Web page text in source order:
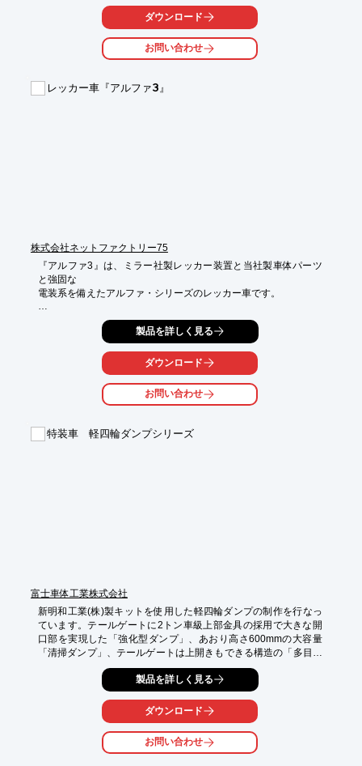
精度の高い納期管理を経て製品をスムーズにお届け致します。
■提案型営業による製品実現
※詳細については、お気軽にお問合せください。
ダウンロード
お問い合わせ
レッカー車『アルファ3』
株式会社ネットファクトリー75
『アルファ3』は、ミラー社製レッカー装置と当社製車体パーツ
と強固な
電装系を備えたアルファ・シリーズのレッカー車です。
LED補助灯火付き、ステンレスパイロン鳥居で、回転灯搭載が可
また中古車への架装も対応します。
■ロング車装置　軽から4トラック対応F6500
■セミロング車装置　乗用車クラスが得意なF-1
■ラムゼ3.6t油圧ウィンチ
■ノイズレスLED作業灯　など
製品を詳しく見る
ダウンロード
お問い合わせ
特装車 軽四輪ダンプシリーズ
富士車体工業株式会社
新明和工業(株)製キットを使用した軽四輪ダンプの制作を行なっ
ています。テールゲートに2トン車級上部金具の採用で大きな開
口部を実現した「強化型ダンプ」、あおり高さ600mmの大容量
「清掃ダンプ」、テールゲートは上開きもできる構造の「多目的
ダンプ」、テールゲートに大型上部金具の採用で大きな開口部を
実現した「土砂専用ダンプ」などの対応が可能です。
詳しくはお問い合わせ、またはカタログをご覧ください。
製品を詳しく見る
ダウンロード
お問い合わせ